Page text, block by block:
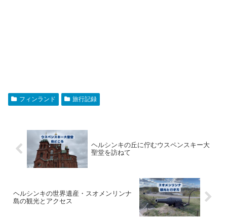
フィンランド 旅行記録
ヘルシンキの丘に佇むウスペンスキー大
聖堂を訪ねて
ヘルシンキの世界遺産・スオメンリンナ
島の観光とアクセス